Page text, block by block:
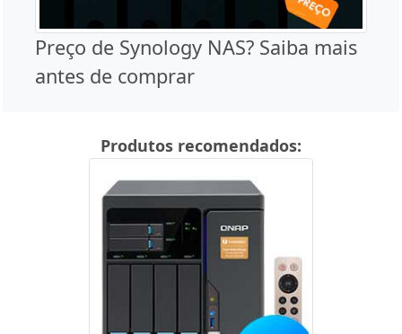
Preço de Synology NAS? Saiba mais
antes de comprar
Produtos recomendados: